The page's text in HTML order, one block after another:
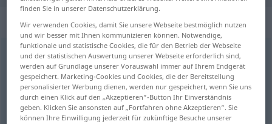
„instrumentariuszka“: rodzaj żeński
instrumentariuszkaf <-i;-szek>
Übersicht aller Übersetzungen
(Für mehr Details die Übersetzung anklicken/antippen)
Operationsschwester, Operationsassistentin
finden Sie in unserer Datenschutzerklärung.
Wir verwenden Cookies, damit Sie unsere Webseite bestmöglich nutzen
und wir besser mit Ihnen kommunizieren können. Notwendige,
funktionale und statistische Cookies, die für den Betrieb der Webseite
und der statistischen Auswertung unserer Webseite erforderlich sind,
werden auf Grundlage unserer Vorauswahl immer auf Ihrem Endgerät
gespeichert. Marketing-Cookies und Cookies, die der Bereitstellung
personalisierter Werbung dienen, werden nur gespeichert, wenn Sie uns
durch einen Klick auf den „Akzeptieren“-Button Ihr Einverständnis
geben. Klicken Sie ansonsten auf „Fortfahren ohne Akzeptieren“. Sie
können Ihre Einwilligung jederzeit für zukünftige Besuche unserer